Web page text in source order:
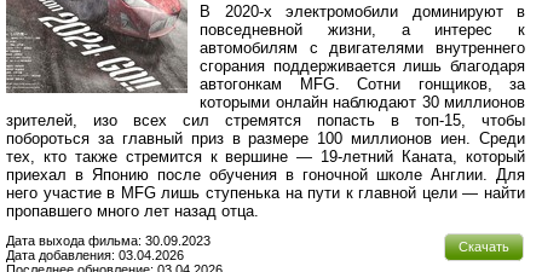
В 2020-х электромобили доминируют в
повседневной жизни, а интерес к
автомобилям с двигателями внутреннего
сгорания поддерживается лишь благодаря
автогонкам MFG. Сотни гонщиков, за
которыми онлайн наблюдают 30 миллионов
зрителей, изо всех сил стремятся попасть в топ-15, чтобы
побороться за главный приз в размере 100 миллионов иен. Среди
тех, кто также стремится к вершине — 19-летний Каната, который
приехал в Японию после обучения в гоночной школе Англии. Для
него участие в MFG лишь ступенька на пути к главной цели — найти
пропавшего много лет назад отца.
Скачать
Дата выхода фильма: 30.09.2023
Дата добавления: 03.04.2026